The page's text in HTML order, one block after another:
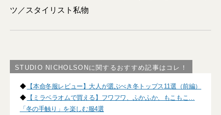
ツ／スタイリスト私物
STUDIO NICHOLSONに関するおすすめ記事はコレ！
◆ 【本命冬服レビュー】大人が選ぶべき冬トップス11選（前編）
◆ 【ミラベラオムで買える】フワフワ、ふかふか、もこもこ…
「冬の手触り」を楽しむ服4選